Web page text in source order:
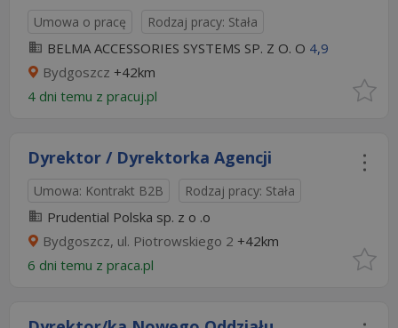
Umowa o pracę Rodzaj pracy: Stała
BELMA ACCESSORIES SYSTEMS SP. Z O. O 4,9
Bydgoszcz +42km
4 dni temu z pracuj.pl
Dyrektor / Dyrektorka Agencji
Umowa: Kontrakt B2B Rodzaj pracy: Stała
Prudential Polska sp. z o .o
Bydgoszcz, ul. Piotrowskiego 2 +42km
6 dni temu z praca.pl